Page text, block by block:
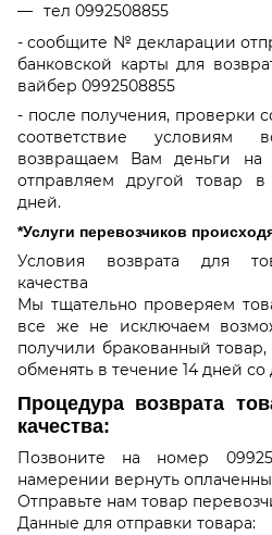
тел 0992508855
- сообщите № декларации
банковской карты для
вайбер 0992508855
- после получения, проверки
соответствие условиям
возвращаем Вам деньги на
отправляем другой товар
дней.
*Услуги перевозчиков
Условия возврата для
качества
Мы тщательно проверяем
все же не исключаем
получили бракованный
обменять в течение 14 дней со
Процедура возврата
качества:
Позвоните на номер
намерении вернуть
Отправьте нам товар
Данные для отправки товара: